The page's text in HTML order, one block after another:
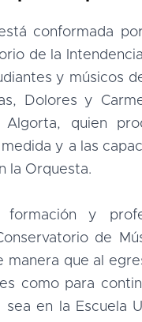
conformada
de la
y músicos
Dolores y
Algorta, quien
y a las
la Orquesta.
y
de
manera que al
como para
sea en la Escuela